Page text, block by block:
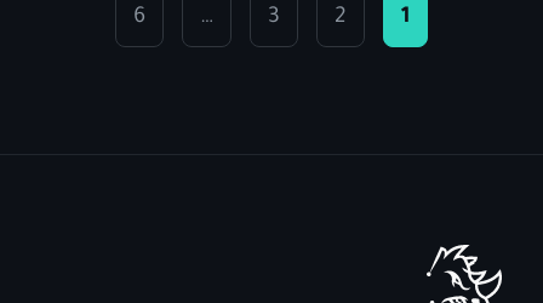
1
2
3
…
6